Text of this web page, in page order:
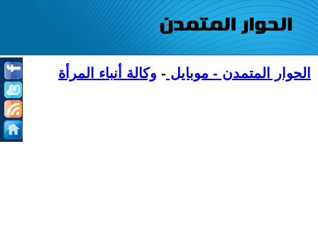
الحوار المتمدن - موبايل - وكالة أنباء المرأة